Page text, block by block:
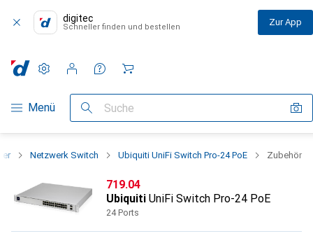
digitec
Schneller finden und bestellen Zur App
Navigation nach Kategorien
Menü Suche
Einstellungen
Kundenkonto
Vergleichslisten
Merklisten
Warenkorb
Netzwerk Switch Ubiquiti UniFi Switch Pro-24 PoE Zubehör
CHF
719.04
Ubiquiti UniFi Switch Pro-24 PoE
24 Ports